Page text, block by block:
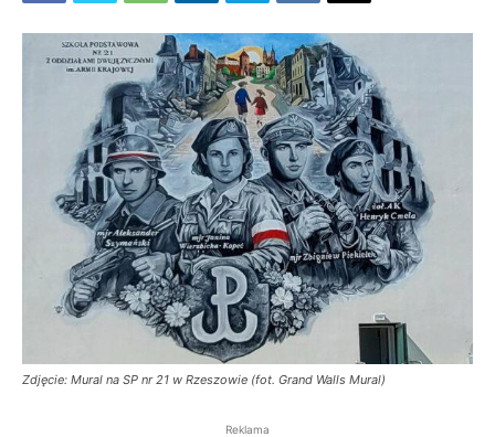
Zdjęcie: Mural na SP nr 21 w Rzeszowie (fot. Grand Walls Mural)
Reklama